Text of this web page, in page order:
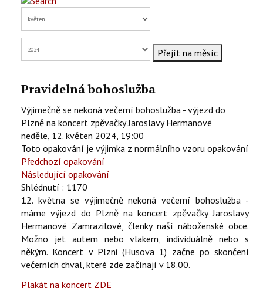
KONTAKTY
EN
Přejít na měsíc
Pravidelná bohoslužba
Výjimečně se nekoná večerní bohoslužba - výjezd do
Plzně na koncert zpěvačky Jaroslavy Hermanové
neděle, 12. květen 2024, 19:00
Toto opakování je výjimka z normálního vzoru opakování
Předchozí opakování
Následující opakování
Shlédnutí : 1170
12. května se výjimečně nekoná večerní bohoslužba -
máme výjezd do Plzně na koncert zpěvačky Jaroslavy
Hermanové Zamrazilové, členky naší náboženské obce.
Možno jet autem nebo vlakem, individuálně nebo s
někým. Koncert v Plzni (Husova 1) začne po skončení
večerních chval, které zde začínají v 18.00.
Plakát na koncert ZDE